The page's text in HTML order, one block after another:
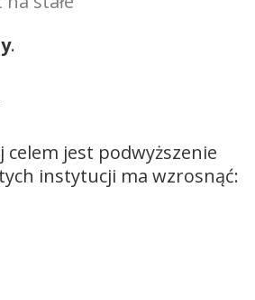
.
jest podwyższenie
instytucji ma wzrosnąć: